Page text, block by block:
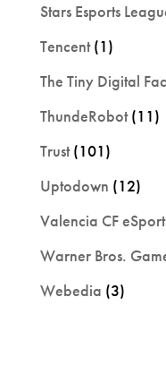
Stars Esports
Tencent(1)
The Tiny Digital
ThundeRobot(11)
Trust(101)
Uptodown (12)
Valencia CF
Warner Bros.
Webedia (3)